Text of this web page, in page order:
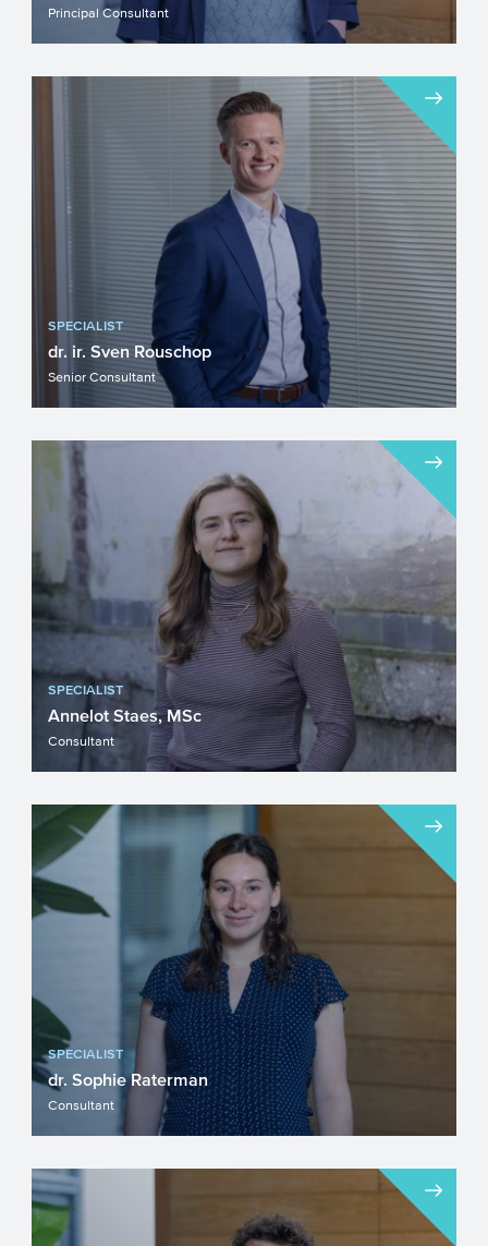
Principal Consultant
SPECIALIST
dr. ir. Sven Rouschop
Senior Consultant
SPECIALIST
Annelot Staes, MSc
Consultant
SPECIALIST
dr. Sophie Raterman
Consultant